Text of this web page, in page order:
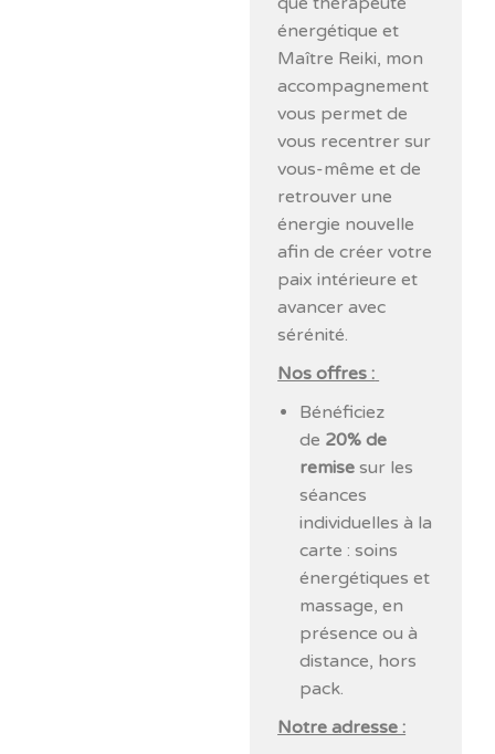
énergétique et
Maître Reiki, mon
accompagnement
vous permet de
vous recentrer sur
vous-même et de
retrouver une
énergie nouvelle
afin de créer votre
paix intérieure et
avancer avec
sérénité.
Nos offres :
Bénéficiez
de 20% de
remisesur les
séances
individuelles à la
carte : soins
énergétiques et
massage, en
présence ou à
distance, hors
pack.
Notre adresse :